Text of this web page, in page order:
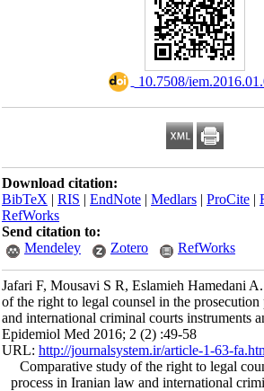
10.7508/
Download citation:
BibTeX|RIS|EndNote|Medlars|ProCite
RefWorks
Send citation to:
Mendeley
Zotero RefWorks
Jafari F, Mousavi S R, Eslamieh Hamedani
of the right to legal counsel in the
and international criminal courts instruments
Epidemiol Med 2016; 2 (2) :49-58
URL:http://journalsystem.ir/article-1-63-
Comparative study of the right to legal
process in Iranian law and international